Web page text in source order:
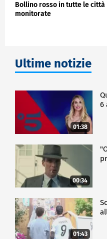
Bollino rosso in tutte le città
monitorate
Ultime notizie
01:38
6
00:34
01:43